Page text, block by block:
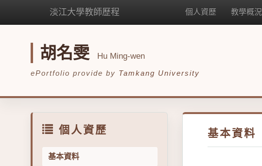
淡江大學教師歷程 個人資歷 教學概況
胡名雯 Hu Ming-wen
ePortfolio provide by Tamkang University
個人資歷
基本資料
基本資料